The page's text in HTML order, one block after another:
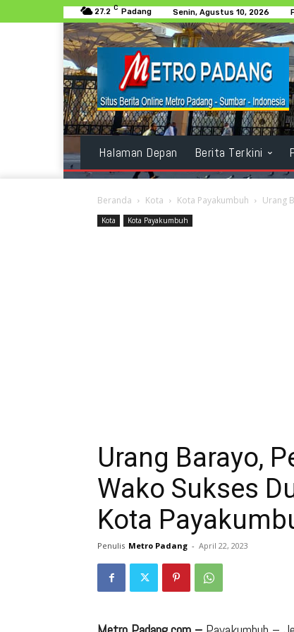
27.2 C Padang Senin, Agustus 10, 2026
Halaman Depan Berita Terkini
Beranda Kota Kota Payakumbuh Urang
Kota Kota Payakumbuh
Urang Barayo,
Wako Sukses
Kota
Penulis Metro Padang - April 22, 2023